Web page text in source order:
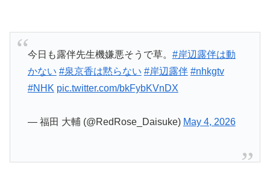
かない
#NHK pic.twitter.com/bkFybKVnDX
— 福田 大輔 (@RedRose_Daisuke)